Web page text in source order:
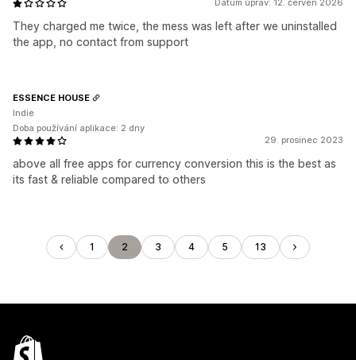
Datum úprav: 12. červen 2026
They charged me twice, the mess was left after we uninstalled
the app, no contact from support
29. prosinec 2023
above all free apps for currency conversion this is the best as
its fast & reliable compared to others
ESSENCE HOUSE
Indie
Doba používání aplikace: 2 dny
1 2 3 4 5 13